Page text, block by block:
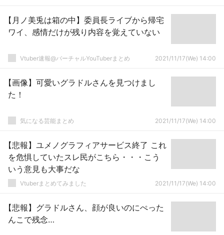
【月ノ美兎は箱の中】委員長ライブから帰宅
ワイ、感情だけが残り内容を覚えていない
Vtuber速報@バーチャルYouTuberまとめ 2021/11/17(We) 14:00
【画像】可愛いグラドルさんを見つけまし
た！
気になる芸能まとめ 2021/11/17(We) 14:00
【悲報】ユメノグラフィアサービス終了 これ
を危惧していたスレ民がこちら・・・こう
いう意見も大事だな
Vtuberまとめてみました 2021/11/17(We) 14:00
【悲報】グラドルさん、顔が良いのにぺった
んこで残念…